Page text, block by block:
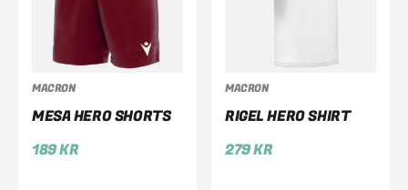
MACRON
MESA HERO SHORTS
189KR
MACRON
RIGEL HERO SHIRT
279KR